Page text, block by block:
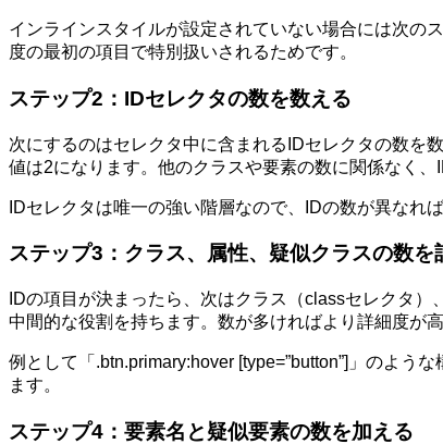
インラインスタイルが設定されていない場合には次の
度の最初の項目で特別扱いされるためです。
ステップ2：IDセレクタの数を数える
次にするのはセレクタ中に含まれるIDセレクタの数を
値は2になります。他のクラスや要素の数に関係なく
IDセレクタは唯一の強い階層なので、IDの数が異なれ
ステップ3：クラス、属性、疑似クラスの数を
IDの項目が決まったら、次はクラス（classセレクタ
中間的な役割を持ちます。数が多ければより詳細度が高
例として「.btn.primary:hover [type=”button”]」のよう
ます。
ステップ4：要素名と疑似要素の数を加える